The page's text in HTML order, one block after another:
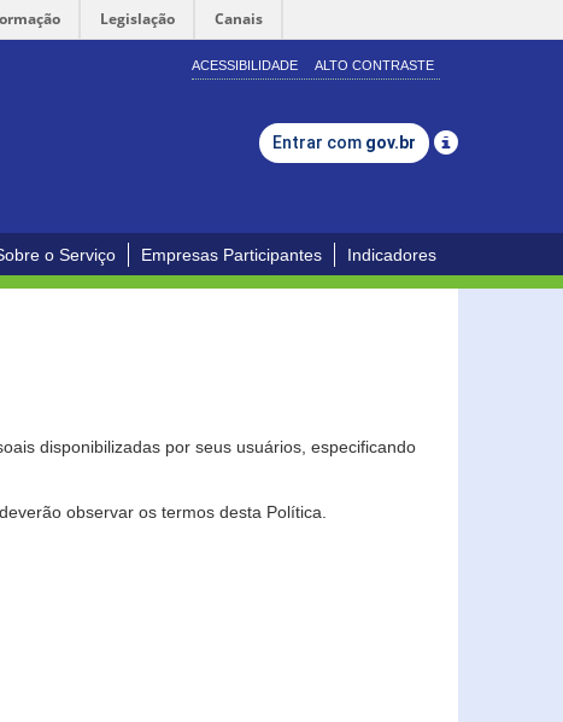
Legislação Canais
ACESSIBILIDADE ALTO CONTRASTE
Entrar com gov.br
o Serviço Empresas Participantes Indicadores
disponibilizadas por seus usuários, especificando
observar os termos desta Política.